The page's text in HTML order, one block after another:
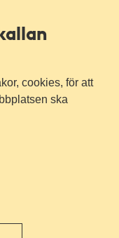
cookies, för att
ska